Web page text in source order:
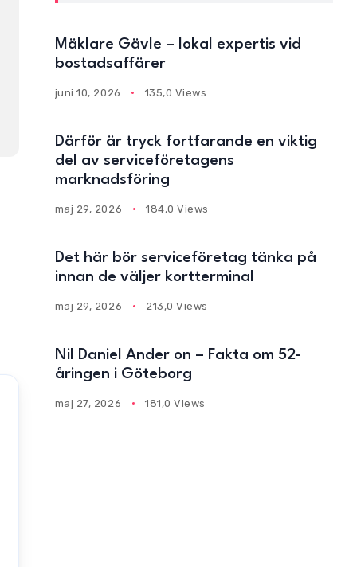
Mäklare Gävle – lokal expertis vid
bostadsaffärer
juni 10, 2026 135,0 Views
Därför är tryck fortfarande en viktig
del av serviceföretagens
marknadsföring
maj 29, 2026 184,0 Views
Det här bör serviceföretag tänka på
innan de väljer kortterminal
maj 29, 2026 213,0 Views
Nil Daniel Ander on – Fakta om 52-
åringen i Göteborg
maj 27, 2026 181,0 Views